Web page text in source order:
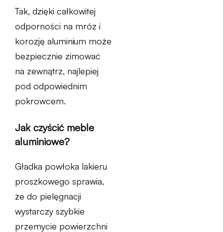
Tak, dzięki całkowitej
odporności na mróz i
korozję aluminium może
bezpiecznie zimować
na zewnątrz, najlepiej
pod odpowiednim
pokrowcem.
Jak czyścić meble
aluminiowe?
Gładka powłoka lakieru
proszkowego sprawia,
że do pielęgnacji
wystarczy szybkie
przemycie powierzchni